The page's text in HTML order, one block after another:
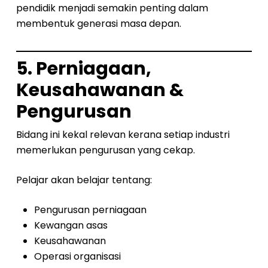
pendidik menjadi semakin penting dalam
membentuk generasi masa depan.
5. Perniagaan,
Keusahawanan &
Pengurusan
Bidang ini kekal relevan kerana setiap industri
memerlukan pengurusan yang cekap.
Pelajar akan belajar tentang:
Pengurusan perniagaan
Kewangan asas
Keusahawanan
Operasi organisasi